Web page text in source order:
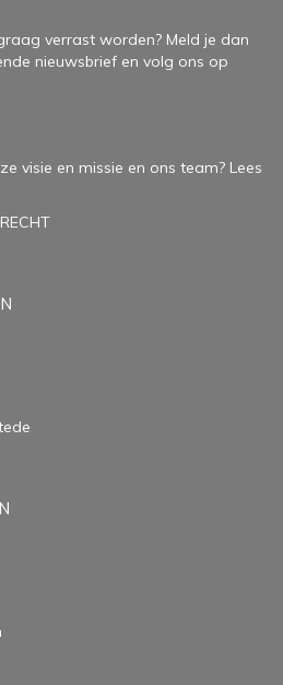
verrast worden? Meld je dan
nieuwsbrief en volg ons op
visie en missie en ons team? Lees